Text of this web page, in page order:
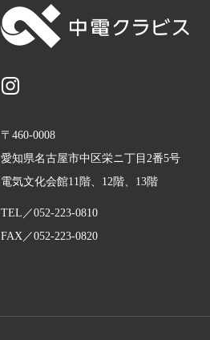
〒460-0008
愛知県名古屋市中区栄ニ丁目2番5号
電気文化会館11階、12階、13階
TEL／052-223-0810
FAX／052-223-0820